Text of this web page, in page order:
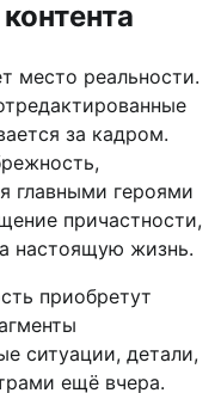
место реальности.
за кадром.
главными героями
причастности,
настоящую жизнь.
приобретут
ситуации, детали,
ещё вчера.